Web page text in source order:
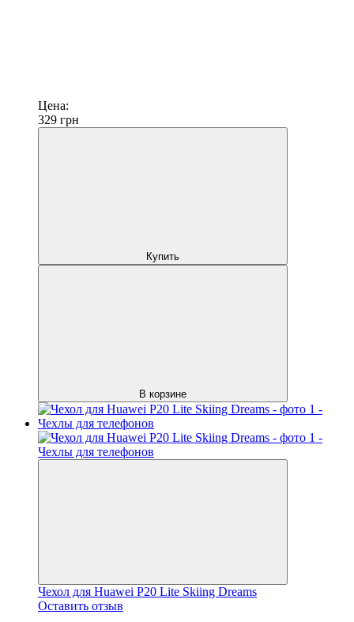
Цена:
329 грн
Купить
В корзине
Чехол для Huawei P20 Lite Skiing Dreams
Оставить отзыв